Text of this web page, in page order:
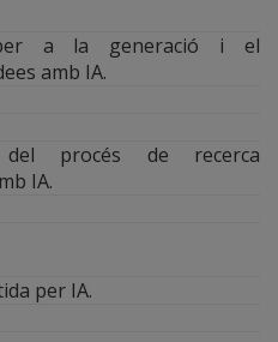
per a la generació i el
amb IA.
del procés de recerca
IA.
per IA.